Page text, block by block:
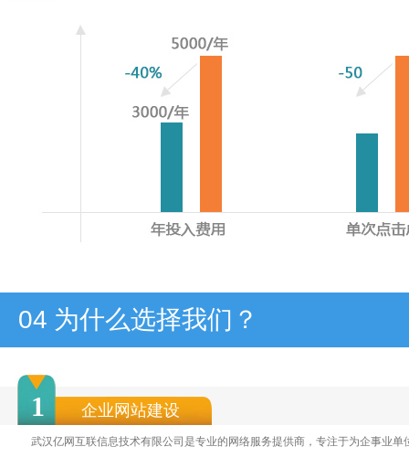
04 为什么选择我们？
1 企业网站建设
武汉亿网互联信息技术有限公司是专业的网络服务提供商，专注于为企事业